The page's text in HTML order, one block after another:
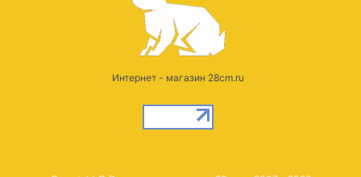
Интернет - магазин 28cm.ru